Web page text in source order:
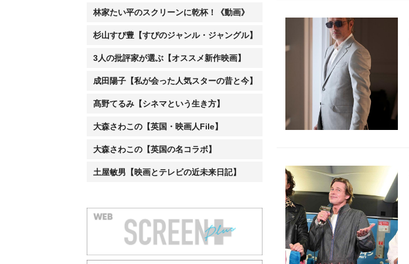
林家たい平のスクリーンに乾杯！《動画》
杉山すぴ豊【すぴのジャンル・ジャングル】
3人の批評家が選ぶ【オススメ新作映画】
成田陽子【私が会った人気スターの昔と今】
髙野てるみ【シネマという生き方】
大森さわこの【英国・映画人File】
大森さわこの【英国の名コラボ】
土屋敏男【映画とテレビの近未来日記】